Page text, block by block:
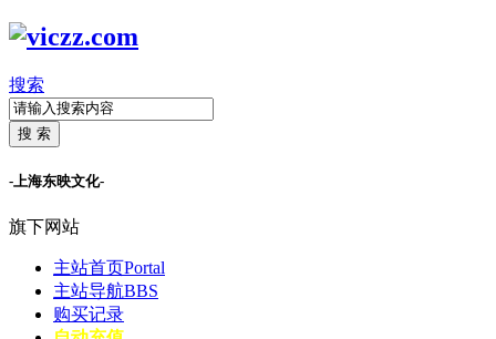
搜索
搜 索
-上海东映文化-
旗下网站
主站首页Portal
主站导航BBS
购买记录